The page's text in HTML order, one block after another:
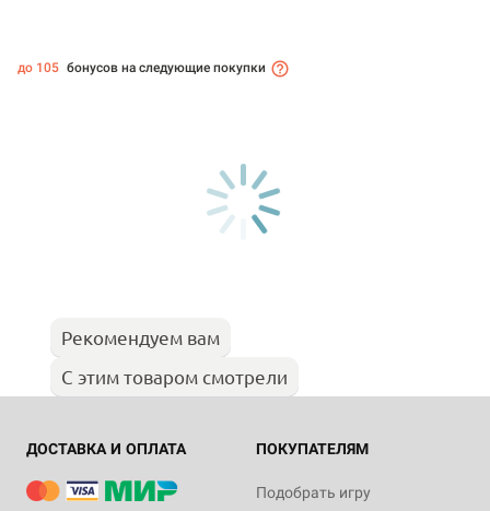
до 105 бонусов на следующие покупки
Рекомендуем вам
С этим товаром смотрели
ДОСТАВКА И ОПЛАТА ПОКУПАТЕЛЯМ
Подобрать игру